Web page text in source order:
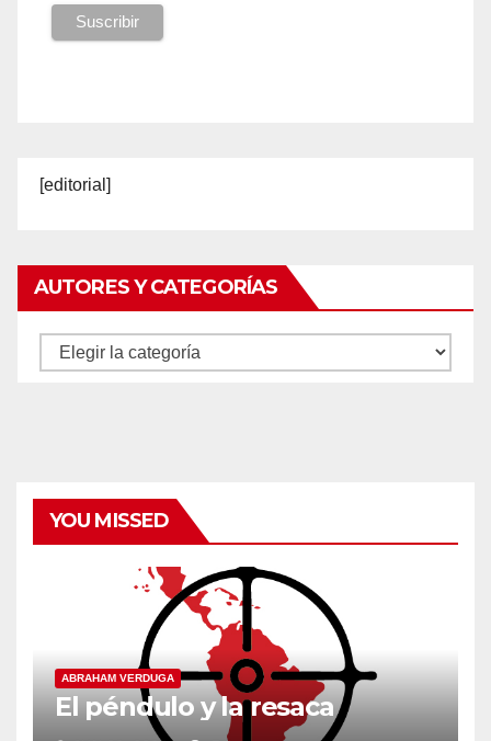
[editorial]
AUTORES Y CATEGORÍAS
Autores
YOU MISSED
ABRAHAM VERDUGA
El péndulo y la resaca